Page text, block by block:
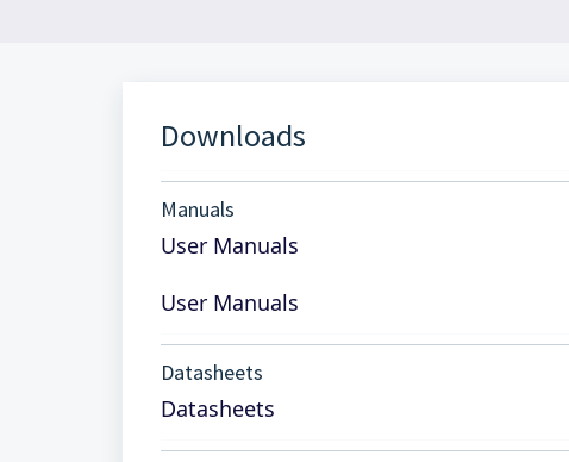
Downloads
Manuals
User Manuals
User Manuals
Datasheets
Datasheets